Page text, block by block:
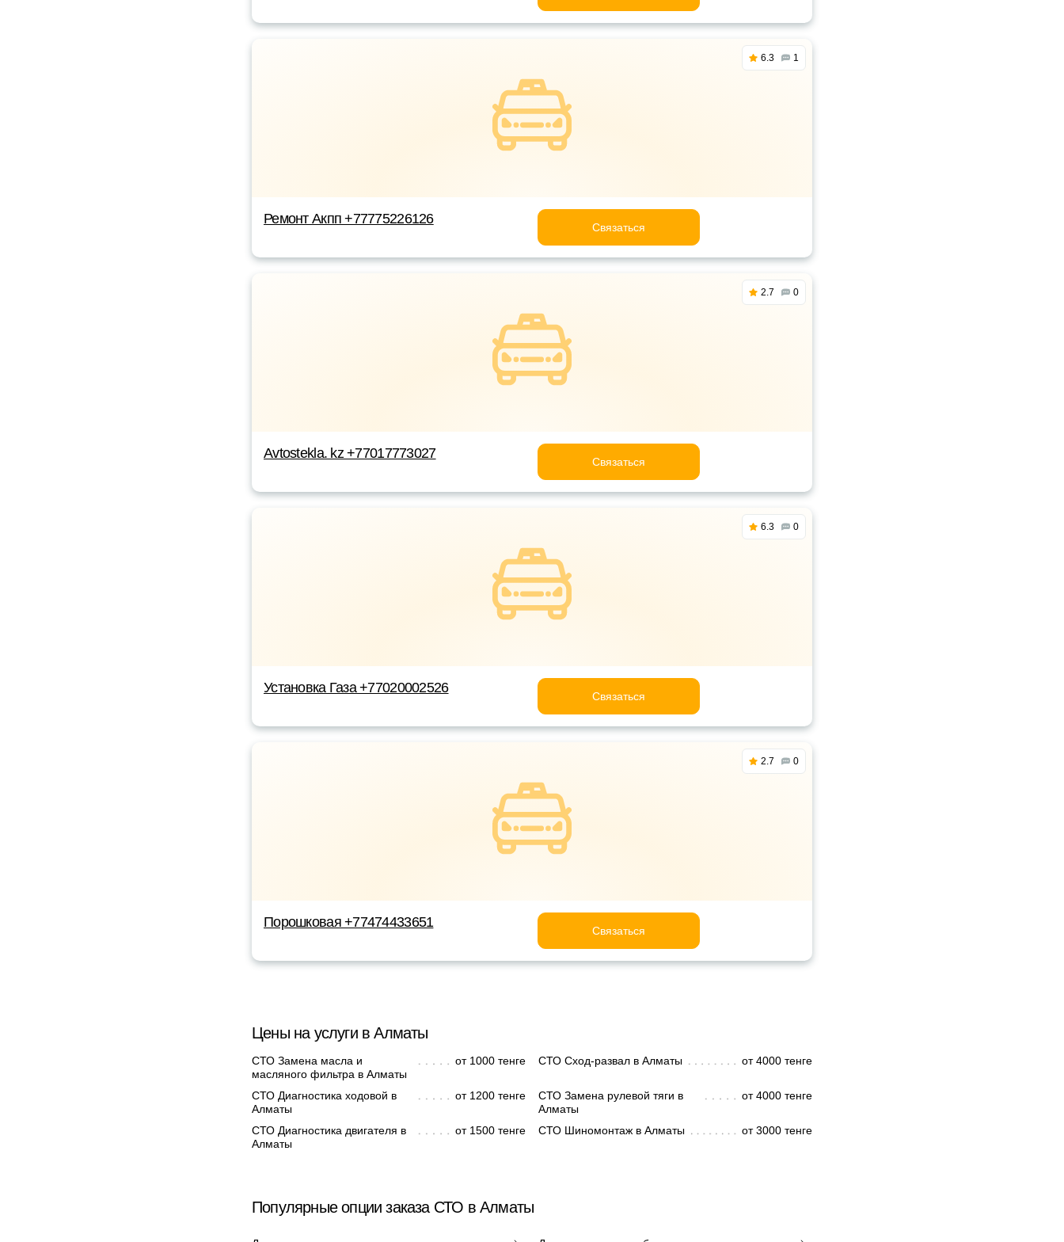
6.3 1
Ремонт Акпп +77775226126
Связаться
2.7 0
Avtostekla. kz +77017773027
Связаться
6.3 0
Установка Газа +77020002526
Связаться
2.7 0
Порошковая +77474433651
Связаться
Цены на услуги в Алматы
СТО Замена масла и
масляного фильтра в Алматы
от 1000 тенге СТО Сход-развал в Алматы от 4000 тенге
СТО Диагностика ходовой в
Алматы
от 1200 тенге
СТО Замена рулевой тяги в
Алматы
от 4000 тенге
СТО Диагностика двигателя в
Алматы
от 1500 тенге СТО Шиномонтаж в Алматы от 3000 тенге
Популярные опции заказа СТО в Алматы